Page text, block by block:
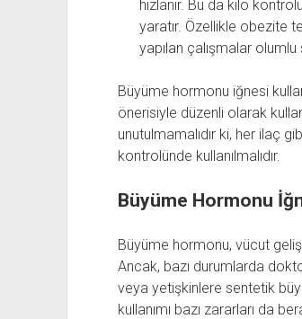
hızlanır. Bu da kilo
yaratır. Özellikle obezite
yapılan çalışmalar
Büyüme hormonu iğnesi
önerisiyle düzenli olarak
unutulmamalıdır ki, her ilaç
kontrolünde kullanılmalıdır.
Büyüme Hormonu
Büyüme hormonu, vücut
Ancak, bazı durumlarda
veya yetişkinlere sentetik
kullanımı bazı zararları da